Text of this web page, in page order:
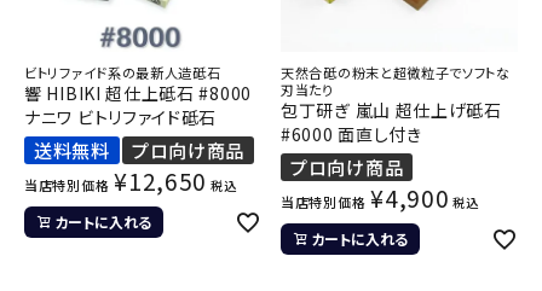
ビトリファイド系の最新人造砥石
響 HIBIKI 超仕上砥石 #8000
ナニワ ビトリファイド砥石
送料無料 プロ向け商品
当店特別価格 ¥12,650 税込
カートに入れる
天然合砥の粉末と超微粒子でソフトな
刃当たり
包丁研ぎ 嵐山 超仕上げ砥石
#6000 面直し付き
プロ向け商品
当店特別価格 ¥4,900 税込
カートに入れる